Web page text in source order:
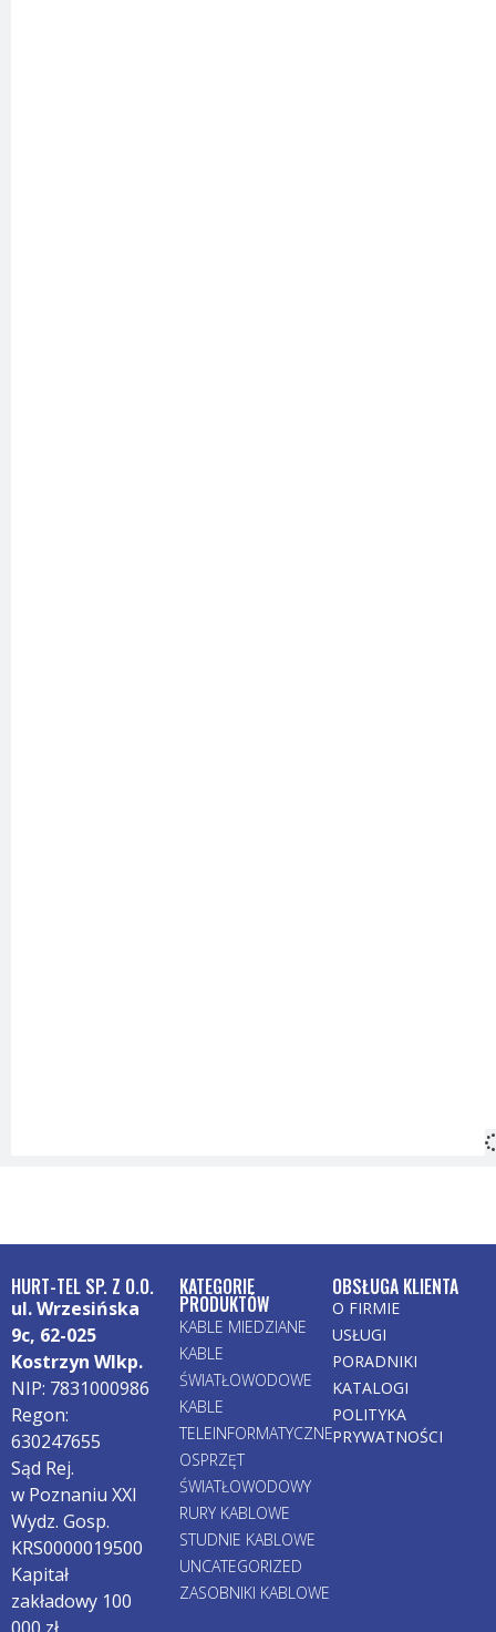
HURT-TEL SP. Z O.O.
ul. Wrzesińska
9c, 62-025
Kostrzyn Wlkp.
NIP: 7831000986
Regon:
630247655
Sąd Rej.
w Poznaniu XXI
Wydz. Gosp.
KRS0000019500
Kapitał
zakładowy 100
KATEGORIE
PRODUKTÓW
KABLE MIEDZIANE
KABLE
ŚWIATŁOWODOWE
KABLE
TELEINFORMATYCZNE
OSPRZĘT
ŚWIATŁOWODOWY
RURY KABLOWE
STUDNIE KABLOWE
UNCATEGORIZED
ZASOBNIKI KABLOWE
OBSŁUGA KLIENTA
O FIRMIE
USŁUGI
PORADNIKI
KATALOGI
POLITYKA
PRYWATNOŚCI